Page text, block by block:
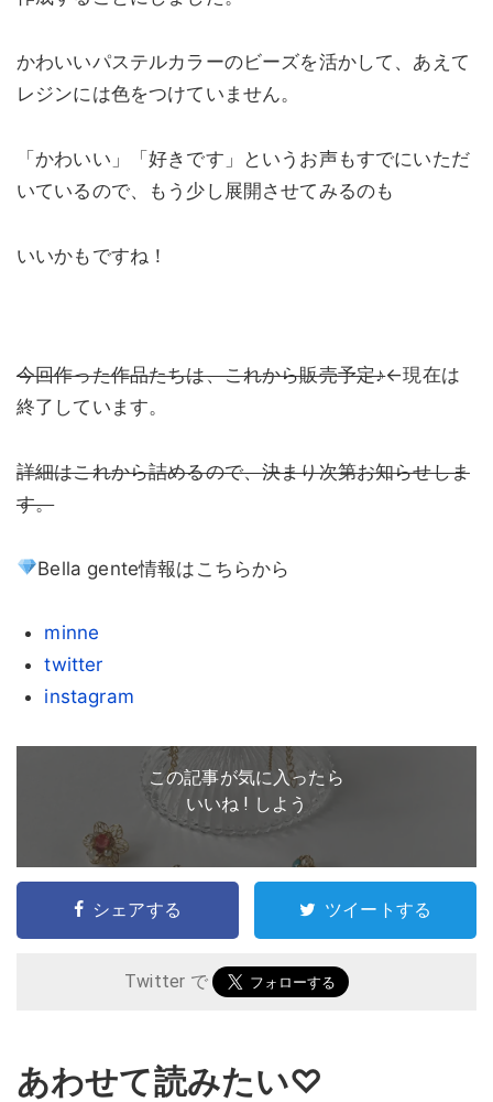
かわいいパステルカラーのビーズを活かして、あえて
レジンには色をつけていません。
「かわいい」「好きです」というお声もすでにいただ
いているので、もう少し展開させてみるのも
いいかもですね！
今回作った作品たちは、これから販売予定♪←現在は
終了しています。
詳細はこれから詰めるので、決まり次第お知らせしま
す。
Bella gente情報はこちらから
minne
twitter
instagram
この記事が気に入ったら
いいね ! しよう
シェアする ツイートする
Twitter で
あわせて読みたい♡